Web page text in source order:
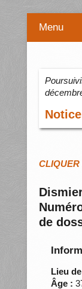
Menu
CLIQUER
de
Lieu
Âge :